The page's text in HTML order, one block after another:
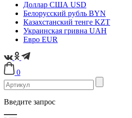
Доллар США USD
Белорусский рубль BYN
Казахстанский тенге KZT
Украинская гривна UAH
Евро EUR
0
Введите запрос